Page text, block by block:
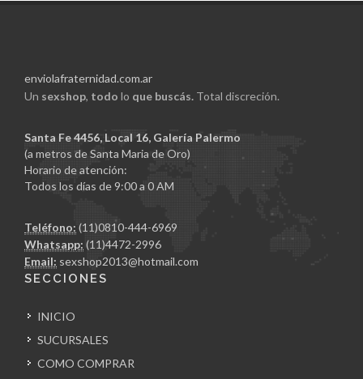
enviolafraternidad.com.ar
Un sexshop, todo lo que buscás. Total discreción.
Santa Fe 4456, Local 16, Galería Palermo
(a metros de Santa Maria de Oro)
Horario de atención:
Todos los días de 9:00 a 0 AM
Teléfono: (11)0810-444-6969
Whatsapp: (11)4472-2996
Email: sexshop2013@hotmail.com
SECCIONES
INICIO
SUCURSALES
COMO COMPRAR